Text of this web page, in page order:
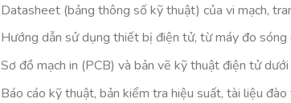
Datasheet (bảng thông số kỹ thuật) của vi mạch,
Hướng dẫn sử dụng thiết bị điện tử, từ máy đo sóng
Sơ đồ mạch in (PCB) và bản vẽ kỹ thuật điện tử
Báo cáo kỹ thuật, bản kiểm tra hiệu suất, tài liệu đào